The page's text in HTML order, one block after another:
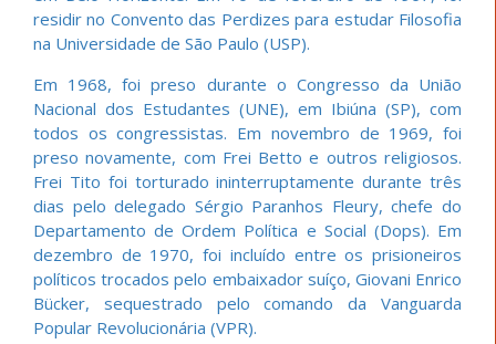
residir no Convento das Perdizes para estudar Filosofia
na Universidade de São Paulo (USP).
Em 1968, foi preso durante o Congresso da União
Nacional dos Estudantes (UNE), em Ibiúna (SP), com
todos os congressistas. Em novembro de 1969, foi
preso novamente, com Frei Betto e outros religiosos.
Frei Tito foi torturado ininterruptamente durante três
dias pelo delegado Sérgio Paranhos Fleury, chefe do
Departamento de Ordem Política e Social (Dops). Em
dezembro de 1970, foi incluído entre os prisioneiros
políticos trocados pelo embaixador suíço, Giovani Enrico
Bücker, sequestrado pelo comando da Vanguarda
Popular Revolucionária (VPR).